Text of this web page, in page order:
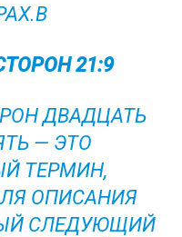
21:9
ДВАДЦАТЬ
— ЭТО
ТЕРМИН,
ОПИСАНИЯ
СЛЕДУЮЩИЙ